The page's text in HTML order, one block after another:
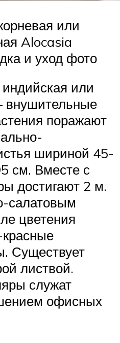
или
Alocasia
и уход фото
или
внушительные
поражают
шириной 45-
см. Вместе с
достигают 2 м.
салатовым
цветения
Существует
листвой.
служат
офисных